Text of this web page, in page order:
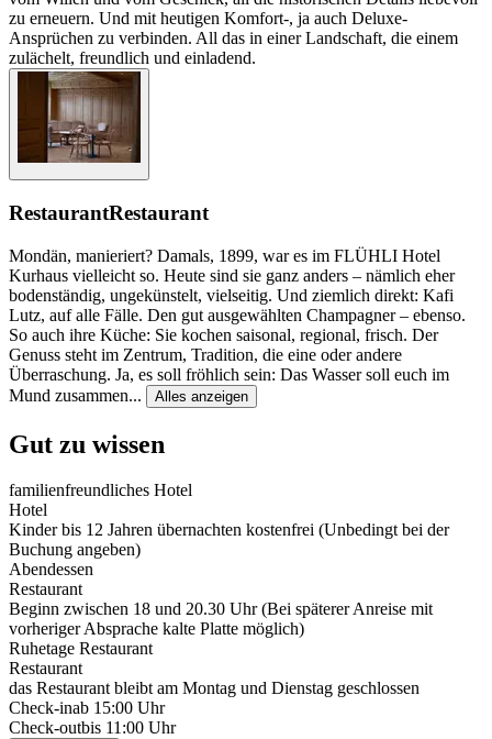
zu erneuern. Und mit heutigen Komfort-, ja auch Deluxe-
Ansprüchen zu verbinden. All das in einer Landschaft, die einem
zulächelt, freundlich und einladend.
RestaurantRestaurant
Mondän, manieriert? Damals, 1899, war es im FLÜHLI Hotel
Kurhaus vielleicht so. Heute sind sie ganz anders – nämlich eher
bodenständig, ungekünstelt, vielseitig. Und ziemlich direkt: Kafi
Lutz, auf alle Fälle. Den gut ausgewählten Champagner – ebenso.
So auch ihre Küche: Sie kochen saisonal, regional, frisch. Der
Genuss steht im Zentrum, Tradition, die eine oder andere
Überraschung. Ja, es soll fröhlich sein: Das Wasser soll euch im
Mund zusammen... Alles anzeigen
Gut zu wissen
familienfreundliches Hotel
Hotel
Kinder bis 12 Jahren übernachten kostenfrei (Unbedingt bei der
Buchung angeben)
Abendessen
Restaurant
Beginn zwischen 18 und 20.30 Uhr (Bei späterer Anreise mit
vorheriger Absprache kalte Platte möglich)
Ruhetage Restaurant
Restaurant
das Restaurant bleibt am Montag und Dienstag geschlossen
Check-inab 15:00 Uhr
Check-outbis 11:00 Uhr